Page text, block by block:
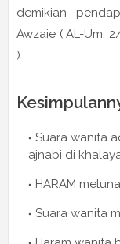
demikian
Awzaie ( AL-Um,
)
Suara wanita
ajnabi di
HARAM
Suara wanita